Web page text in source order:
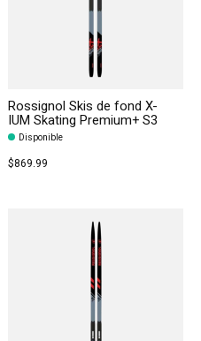
Rossignol Skis de fond X-
IUM Skating Premium+ S3
Disponible
$869.99